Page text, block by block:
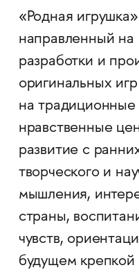
«Родная
направленный на
разработки и
оригинальных
на
нравственные
развитие с
творческого и
мышления,
страны,
чувств,
будущем